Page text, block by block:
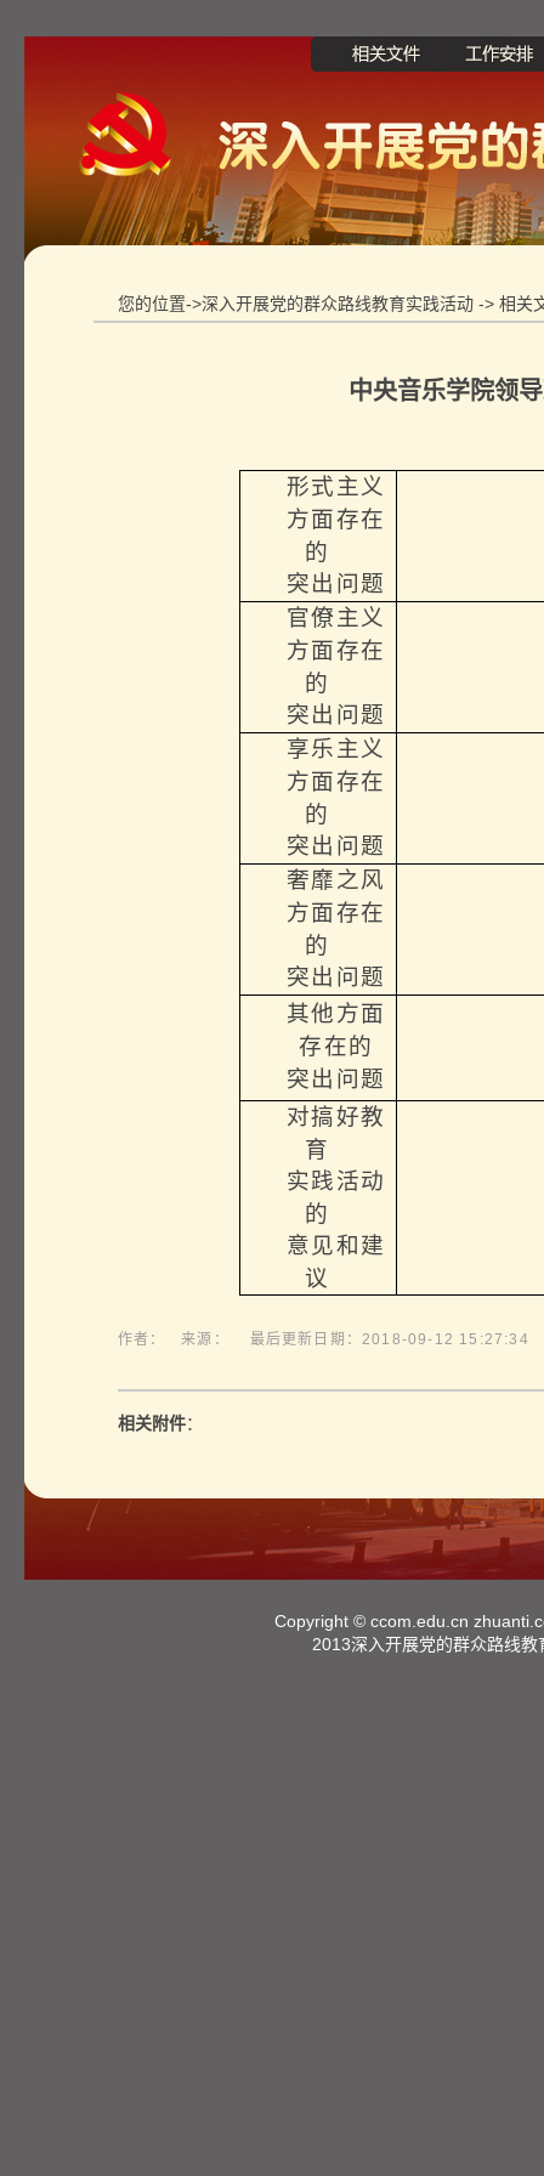
您的位置->深入开展党的群众路线教育实践活动 -> 相关
中央音乐学院领
形式主义
方面存在
的
突出问题
官僚主义
方面存在
的
突出问题
享乐主义
方面存在
的
突出问题
奢靡之风
方面存在
的
突出问题
其他方面
存在的
突出问题
对搞好教
育
实践活动
的
意见和建
议
作者： 来源： 最后更新日期：2018-09-12 15:27:34
相关附件：
Copyright © ccom.edu.cn
2013深入开展党的群众路线